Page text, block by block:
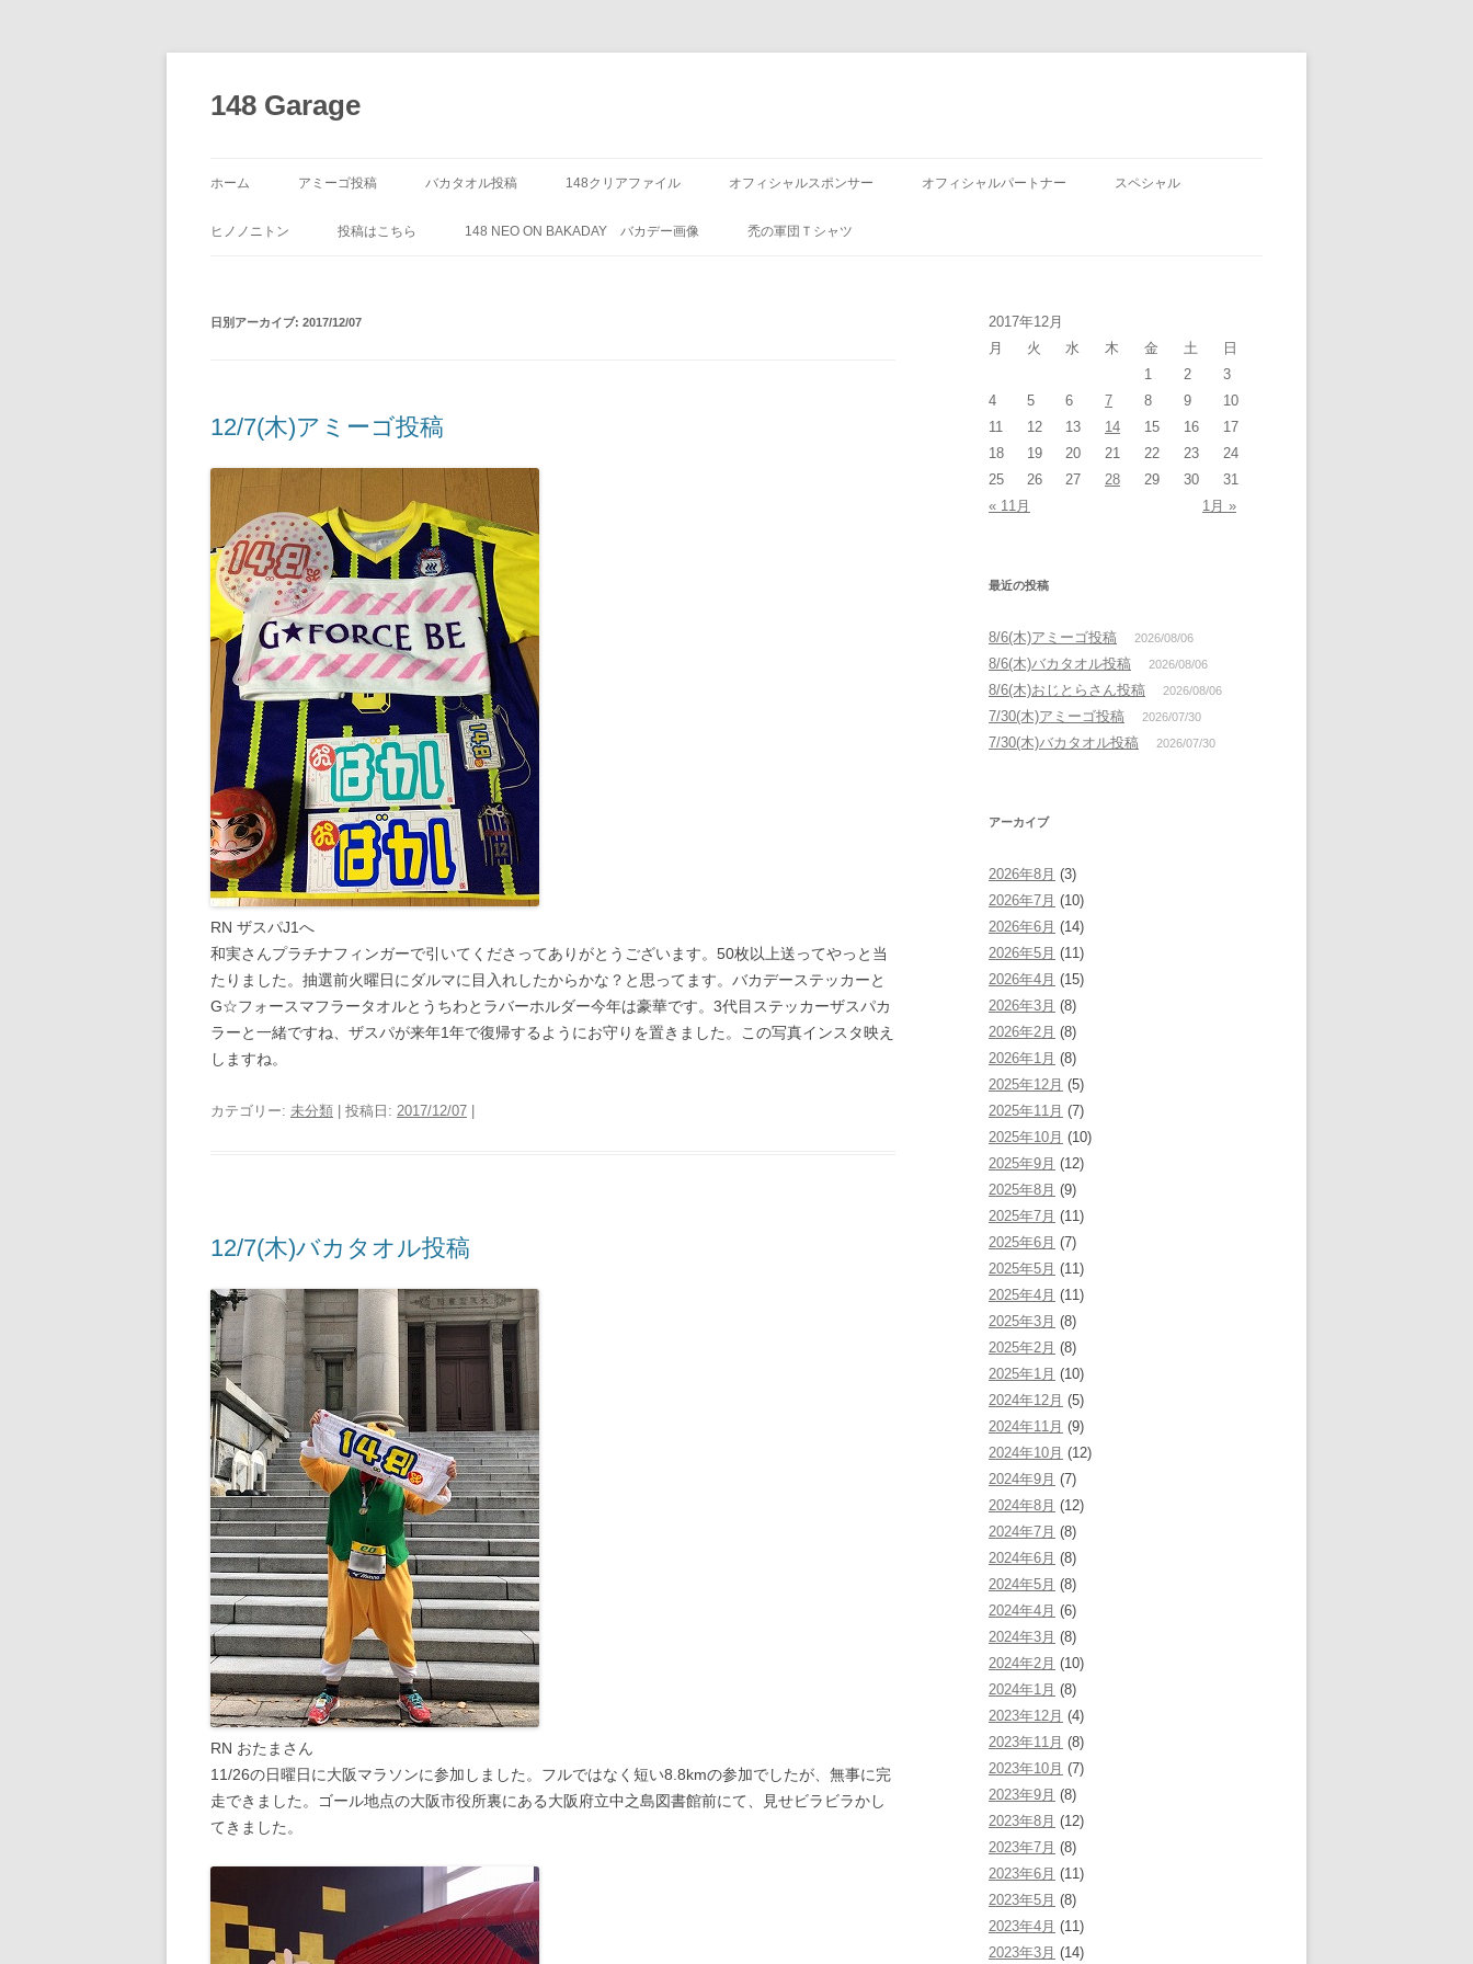
ン
ツ
ッ
148 Garage
ホーム アミーゴ投稿 バカタオル投稿 148クリアファイル オフィシャルスポンサー オフィシャルパートナー スペシャル
ヒノノニトン 投稿はこちら 148 NEO ON BAKADAY バカデー画像 禿の軍団Ｔシャツ
日別アーカイブ: 2017/12/07
12/7(木)アミーゴ投稿
RN ザスパJ1へ
和実さんプラチナフィンガーで引いてくださってありがとうございます。50枚以上送ってやっと当
たりました。抽選前火曜日にダルマに目入れしたからかな？と思ってます。バカデーステッカーと
G☆フォースマフラータオルとうちわとラバーホルダー今年は豪華です。3代目ステッカーザスパカ
ラーと一緒ですね、ザスパが来年1年で復帰するようにお守りを置きました。この写真インスタ映え
しますね。
カテゴリー: 未分類 | 投稿日: 2017/12/07
12/7(木)バカタオル投稿
RN おたまさん
11/26の日曜日に大阪マラソンに参加しました。フルではなく短い8.8kmの参加でしたが、無事に完
走できました。ゴール地点の大阪市役所裏にある大阪府立中之島図書館前にて、見せビラビラかし
てきました。
2017年12月
月
火 水 木 金 土
日
1
2
3
4
5 6 7 8 9
10
11
12 13 14 15 16
17
18
19 20 21 22 23
24
25
26 27 28 29 30
31
« 11月
1月 »
最近の投稿
8/6(木)アミーゴ投稿 2026/08/06
8/6(木)バカタオル投稿 2026/08/06
8/6(木)おじとらさん投稿 2026/08/06
7/30(木)アミーゴ投稿 2026/07/30
7/30(木)バカタオル投稿 2026/07/30
アーカイブ
2026年8月 (3)
2026年7月 (10)
2026年6月 (14)
2026年5月 (11)
2026年4月 (15)
2026年3月 (8)
2026年2月 (8)
2026年1月 (8)
2025年12月 (5)
2025年11月 (7)
2025年10月 (10)
2025年9月 (12)
2025年8月 (9)
2025年7月 (11)
2025年6月 (7)
2025年5月 (11)
2025年4月 (11)
2025年3月 (8)
2025年2月 (8)
2025年1月 (10)
2024年12月 (5)
2024年11月 (9)
2024年10月 (12)
2024年9月 (7)
2024年8月 (12)
2024年7月 (8)
2024年6月 (8)
2024年5月 (8)
2024年4月 (6)
2024年3月 (8)
2024年2月 (10)
2024年1月 (8)
2023年12月 (4)
2023年11月 (8)
2023年10月 (7)
2023年9月 (8)
2023年8月 (12)
2023年7月 (8)
2023年6月 (11)
2023年5月 (8)
2023年4月 (11)
2023年3月 (14)